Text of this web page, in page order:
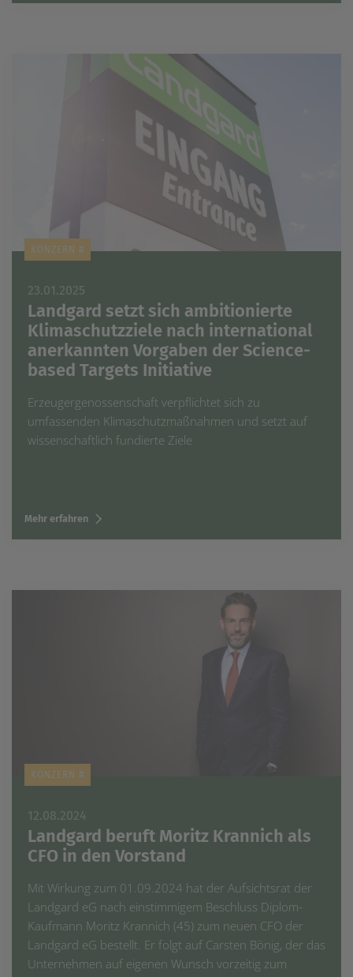
KONZERN #
23.01.2025
Landgard setzt sich ambitionierte
Klimaschutzziele nach international
anerkannten Vorgaben der Science-
based Targets Initiative
Erzeugergenossenschaft verpflichtet sich zu
umfassenden Klimaschutzmaßnahmen und setzt auf
wissenschaftlich fundierte Ziele
Mehr erfahren
KONZERN #
12.08.2024
Landgard beruft Moritz Krannich als
CFO in den Vorstand
Mit Wirkung zum 01.09.2024 hat der Aufsichtsrat der
Landgard eG nach einstimmigem Beschluss Diplom-
Kaufmann Moritz Krannich (45) zum neuen CFO der
Landgard eG bestellt. Er folgt auf Carsten Bönig, der das
Unternehmen auf eigenen Wunsch vorzeitig zum